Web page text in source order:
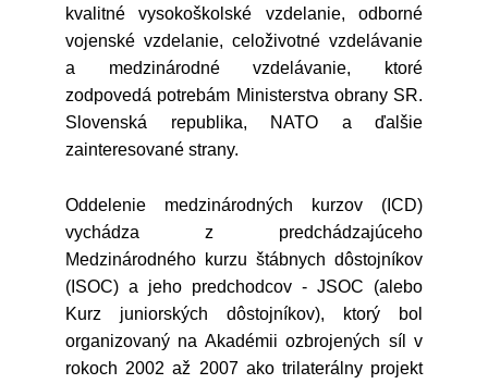
kvalitné vysokoškolské vzdelanie, odborné
vojenské vzdelanie, celoživotné vzdelávanie
a medzinárodné vzdelávanie, ktoré
zodpovedá potrebám Ministerstva obrany SR.
Slovenská republika, NATO a ďalšie
zainteresované strany.
Oddelenie medzinárodných kurzov (ICD)
vychádza z predchádzajúceho
Medzinárodného kurzu štábnych dôstojníkov
(ISOC) a jeho predchodcov - JSOC (alebo
Kurz juniorských dôstojníkov), ktorý bol
organizovaný na Akadémii ozbrojených síl v
rokoch 2002 až 2007 ako trilaterálny projekt